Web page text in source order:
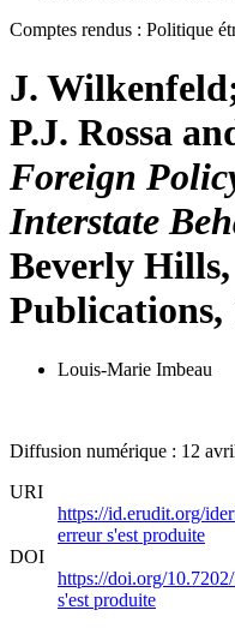
Comptes rendus : Politique
J.
P.J. Rossa
Foreign
Interstate
Beverly Hills,
Publications,
Louis-Marie Imbeau
Diffusion numérique : 12
URI
https://id.erudit.org/
erreur s'est produite
DOI
https://doi.org/
s'est produite